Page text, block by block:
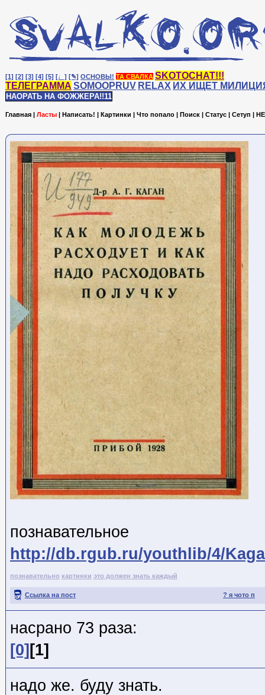
[1] [2] [3] [4] [5] [♩] [✎] ОСНОВЫ! ТА СВАЛКА SKOTOCHAT!!!
ТЕЛЕГРАММА SOMOOPRUV RELAX ИХ ИЩЕТ
НАОРАТЬ НА ФОЖЖЕРА!!11
Главная | Ласты | Написать! | Картинки | Что попало | Поиск | Статус | Сетуп |
познавательное
http://db.rgub.ru/youthlib/4/
познавательно картинки это должен знать каждый
? я чото п
Ссылка на пост
насрано 73 раза:
[0] [1]
надо же. буду знать.